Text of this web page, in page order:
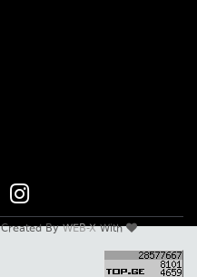
Created ByWEB-XWith